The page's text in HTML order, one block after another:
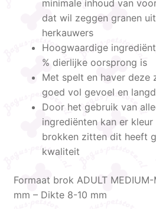
minimale inhoud van
dat wil zeggen granen
herkauwers
Hoogwaardige
% dierlijke oorsprong is
Met spelt en haver deze
goed vol gevoel en
Door het gebruik van
ingrediënten kan er
brokken zitten dit heeft
kwaliteit
Formaat brok ADULT
mm – Dikte 8-10 mm